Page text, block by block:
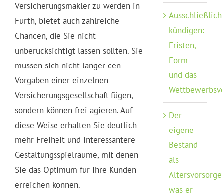
Versicherungsmakler zu werden in
Fürth, bietet auch zahlreiche
Chancen, die Sie nicht
unberücksichtigt lassen sollten. Sie
müssen sich nicht länger den
Vorgaben einer einzelnen
Versicherungsgesellschaft fügen,
sondern können frei agieren. Auf
diese Weise erhalten Sie deutlich
mehr Freiheit und interessantere
Gestaltungsspielräume, mit denen
Sie das Optimum für Ihre Kunden
erreichen können.
kündigen:
Fristen,
Form
und das
Der
eigene
Bestand
als
was er